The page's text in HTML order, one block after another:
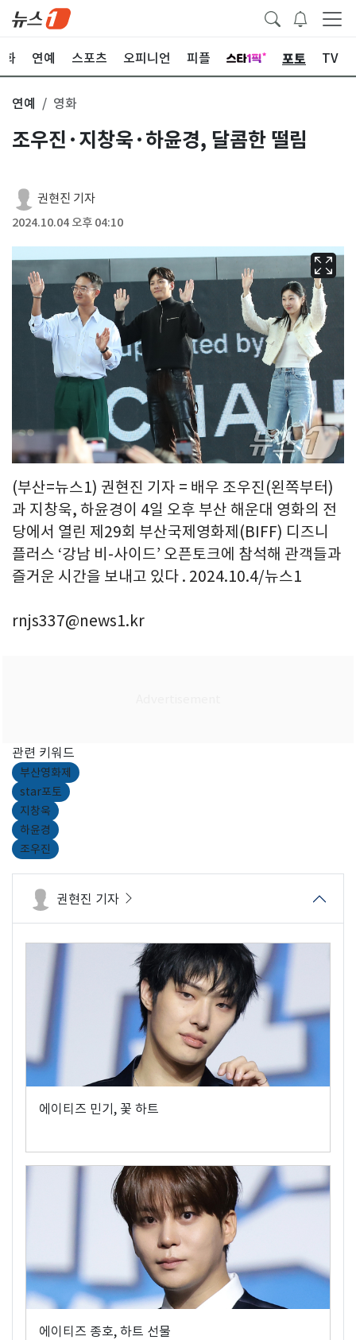
화 연예 스포츠 오피니언 피플 포토 TV
연예 영화
조우진·지창욱·하윤경, 달콤한 떨림
권현진 기자
2024.10.04 오후 04:10
(부산=뉴스1) 권현진 기자 = 배우 조우진(왼쪽부터)
과 지창욱, 하윤경이 4일 오후 부산 해운대 영화의 전
당에서 열린 제29회 부산국제영화제(BIFF) 디즈니
플러스 ‘강남 비-사이드’ 오픈토크에 참석해 관객들과
즐거운 시간을 보내고 있다 . 2024.10.4/뉴스1
rnjs337@news1.kr
관련 키워드
부산영화제
star포토
지창욱
하윤경
조우진
권현진 기자
에이티즈 민기, 꽃 하트
에이티즈 종호, 하트 선물